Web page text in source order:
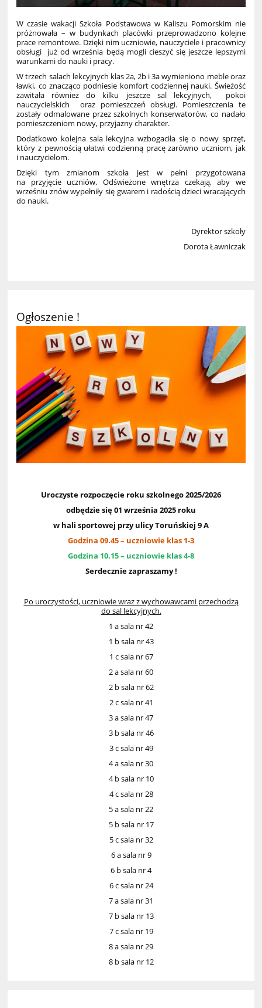
W czasie wakacji Szkoła Podstawowa w Kaliszu Pomorskim nie
próżnowała – w budynkach placówki przeprowadzono kolejne
prace remontowe. Dzięki nim uczniowie, nauczyciele i pracownicy
obsługi już od września będą mogli cieszyć się jeszcze lepszymi
warunkami do nauki i pracy.
W trzech salach lekcyjnych klas 2a, 2b i 3a wymieniono meble oraz
ławki, co znacząco podniesie komfort codziennej nauki. Świeżość
zawitała również do kilku jeszcze sal lekcyjnych, pokoi
nauczycielskich oraz pomieszczeń obsługi. Pomieszczenia te
zostały odmalowane przez szkolnych konserwatorów, co nadało
pomieszczeniom nowy, przyjazny charakter.
Dodatkowo kolejna sala lekcyjna wzbogaciła się o nowy sprzęt,
który z pewnością ułatwi codzienną pracę zarówno uczniom, jak
i nauczycielom.
Dzięki tym zmianom szkoła jest w pełni przygotowana
na przyjęcie uczniów. Odświeżone wnętrza czekają, aby we
wrześniu znów wypełniły się gwarem i radością dzieci wracających
do nauki.
Dyrektor szkoły
Dorota Ławniczak
Ogłoszenie !
Uroczyste rozpoczęcie roku szkolnego 2025/2026
odbędzie się 01 września 2025 roku
w hali sportowej przy ulicy Toruńskiej 9 A
Godzina 09.45 – uczniowie klas 1-3
Godzina 10.15 – uczniowie klas 4-8
Serdecznie zapraszamy !
Po uroczystości, uczniowie wraz z wychowawcami przechodzą
do sal lekcyjnych.
1 a sala nr 42
1 b sala nr 43
1 c sala nr 67
2 a sala nr 60
2 b sala nr 62
2 c sala nr 41
3 a sala nr 47
3 b sala nr 46
3 c sala nr 49
4 a sala nr 30
4 b sala nr 10
4 c sala nr 28
5 a sala nr 22
5 b sala nr 17
5 c sala nr 32
6 a sala nr 9
6 b sala nr 4
6 c sala nr 24
7 a sala nr 31
7 b sala nr 13
7 c sala nr 19
8 a sala nr 29
8 bsala nr 12